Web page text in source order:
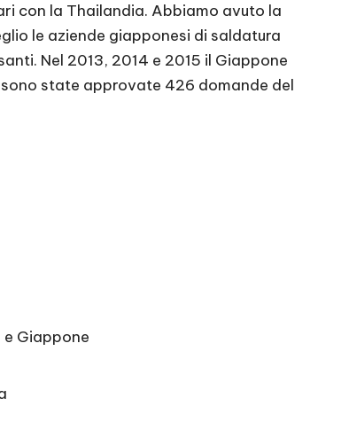
con la Thailandia. Abbiamo avuto la
le aziende giapponesi di saldatura
Nel 2013, 2014 e 2015 il Giappone
state approvate 426 domande del
Giappone